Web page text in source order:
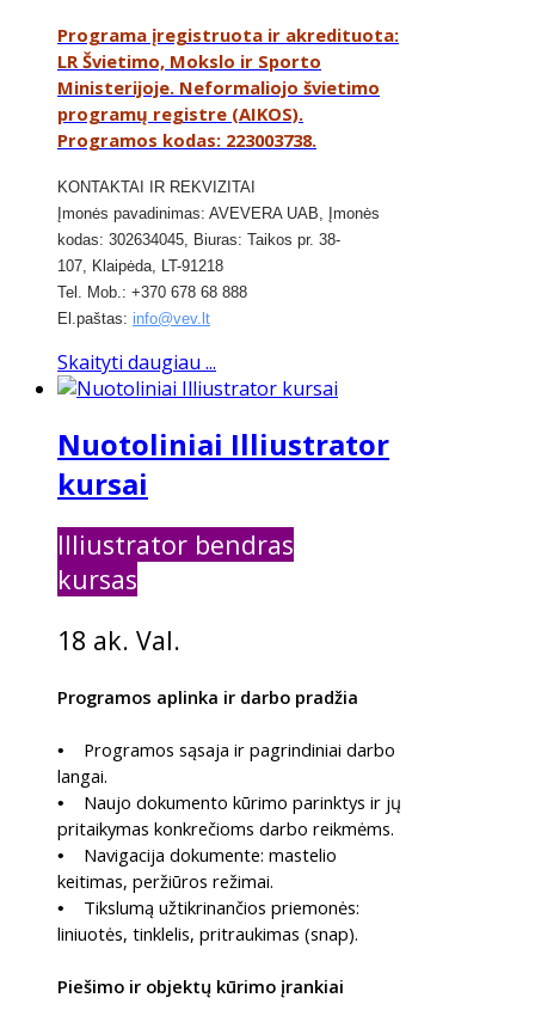
Programa įregistruota ir akredituota:
LR Švietimo, Mokslo ir Sporto
Ministerijoje. Neformaliojo švietimo
programų registre (AIKOS).
Programos kodas: 223003738.
KONTAKTAI IR REKVIZITAI
​Įmonės pavadinimas: AVEVERA UAB, Įmonės
kodas: 302634045, Biuras: Taikos pr. 38-
107, Klaipėda, LT-91218
Tel. Mob.: +370 678 68 888
El.paštas: info@vev.lt
Skaityti daugiau ...
Nuotoliniai Illiustrator
kursai
Illiustrator bendras
kursas
18 ak. Val.
Programos aplinka ir darbo pradžia
•
Programos sąsaja ir pagrindiniai darbo
langai.
•
Naujo dokumento kūrimo parinktys ir jų
pritaikymas konkrečioms darbo reikmėms.
•
Navigacija dokumente: mastelio
keitimas, peržiūros režimai.
•
Tikslumą užtikrinančios priemonės:
liniuotės, tinklelis, pritraukimas (snap).
Piešimo ir objektų kūrimo įrankiai